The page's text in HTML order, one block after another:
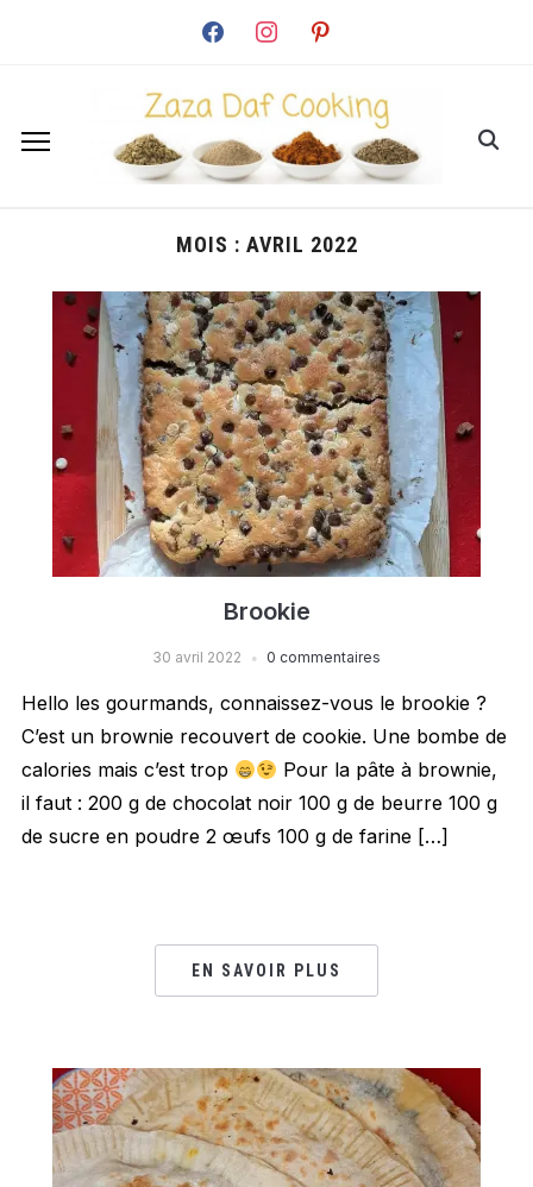
facebook instagrampinterest
MOIS : AVRIL 2022
Brookie
30 avril 2022 0 commentaires
Hello les gourmands, connaissez-vous le brookie ?
C’est un brownie recouvert de cookie. Une bombe de
calories mais c’est trop
Pour la pâte à brownie,
il faut : 200 g de chocolat noir 100 g de beurre 100 g
de sucre en poudre 2 œufs 100 g de farine […]
EN SAVOIR PLUS